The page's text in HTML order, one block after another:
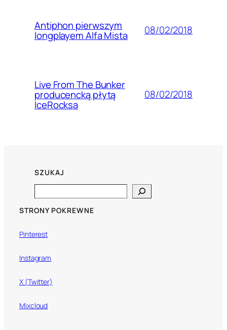
Antiphon pierwszym
longplayem Alfa Mista 08/02/2018
Live From The Bunker
producencką płytą
IceRocksa
08/02/2018
SZUKAJ
STRONY POKREWNE
Pinterest
Instagram
X (Twitter)
Mixcloud